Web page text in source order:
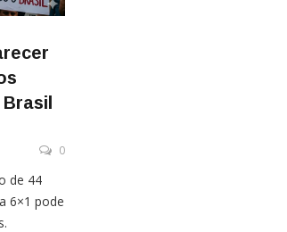
0
de 44
6×1 pode